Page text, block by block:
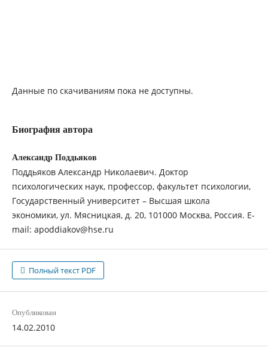
Данные по скачиваниям пока не доступны.
Биография автора
Александр Поддьяков
Поддьяков Александр Николаевич. Доктор
психологических наук, профессор, факультет психологии,
Государственный университет – Высшая школа
экономики, ул. Мясницкая, д. 20, 101000 Москва, Россия. E-
mail: apoddiakov@hse.ru
Полный текст PDF
Опубликован
14.02.2010